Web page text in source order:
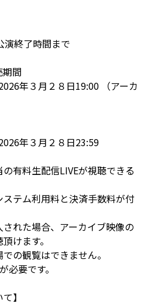
演終了時間まで
間
年３月２８日19:00 （アーカ
年３月２８日23:59
有料生配信LIVEが視聴できる
テム利用料と決済手数料が付
れた場合、アーカイブ映像の
けます。
の観覧はできません。
要です。
】